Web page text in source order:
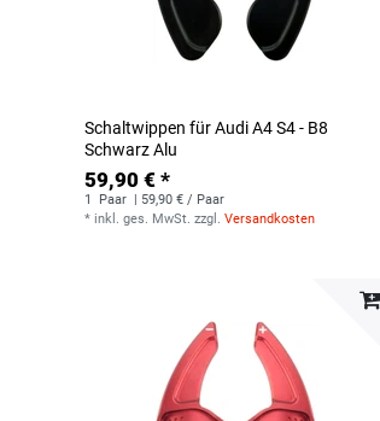
Schaltwippen für Audi A4 S4 - B8
Schwarz Alu
59,90 € *
1 Paar | 59,90 € / Paar
* inkl. ges. MwSt. zzgl.Versandkosten